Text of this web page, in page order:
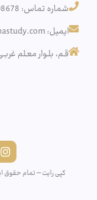
شماره تماس: 02591008678
ایمیل: info@habnastudy.com
قـم، بلـوار معـلم
کپی رایت – تمام حقوق